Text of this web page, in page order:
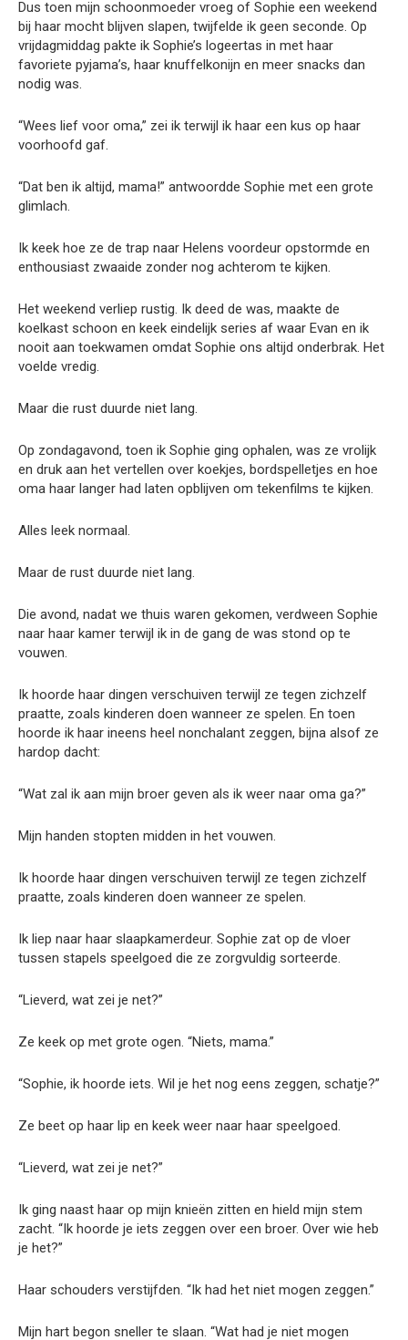
Dus toen mijn schoonmoeder vroeg of Sophie een weekend
bij haar mocht blijven slapen, twijfelde ik geen seconde. Op
vrijdagmiddag pakte ik Sophie’s logeertas in met haar
favoriete pyjama’s, haar knuffelkonijn en meer snacks dan
nodig was.
“Wees lief voor oma,” zei ik terwijl ik haar een kus op haar
voorhoofd gaf.
“Dat ben ik altijd, mama!” antwoordde Sophie met een grote
glimlach.
Ik keek hoe ze de trap naar Helens voordeur opstormde en
enthousiast zwaaide zonder nog achterom te kijken.
Het weekend verliep rustig. Ik deed de was, maakte de
koelkast schoon en keek eindelijk series af waar Evan en ik
nooit aan toekwamen omdat Sophie ons altijd onderbrak. Het
voelde vredig.
Maar die rust duurde niet lang.
Op zondagavond, toen ik Sophie ging ophalen, was ze vrolijk
en druk aan het vertellen over koekjes, bordspelletjes en hoe
oma haar langer had laten opblijven om tekenfilms te kijken.
Alles leek normaal.
Maar de rust duurde niet lang.
Die avond, nadat we thuis waren gekomen, verdween Sophie
naar haar kamer terwijl ik in de gang de was stond op te
vouwen.
Ik hoorde haar dingen verschuiven terwijl ze tegen zichzelf
praatte, zoals kinderen doen wanneer ze spelen. En toen
hoorde ik haar ineens heel nonchalant zeggen, bijna alsof ze
hardop dacht:
“Wat zal ik aan mijn broer geven als ik weer naar oma ga?”
Mijn handen stopten midden in het vouwen.
Ik hoorde haar dingen verschuiven terwijl ze tegen zichzelf
praatte, zoals kinderen doen wanneer ze spelen.
Ik liep naar haar slaapkamerdeur. Sophie zat op de vloer
tussen stapels speelgoed die ze zorgvuldig sorteerde.
“Lieverd, wat zei je net?”
Ze keek op met grote ogen. “Niets, mama.”
“Sophie, ik hoorde iets. Wil je het nog eens zeggen, schatje?”
Ze beet op haar lip en keek weer naar haar speelgoed.
“Lieverd, wat zei je net?”
Ik ging naast haar op mijn knieën zitten en hield mijn stem
zacht. “Ik hoorde je iets zeggen over een broer. Over wie heb
je het?”
Haar schouders verstijfden. “Ik had het niet mogen zeggen.”
Mijn hart begon sneller te slaan. “Wat had je niet mogen